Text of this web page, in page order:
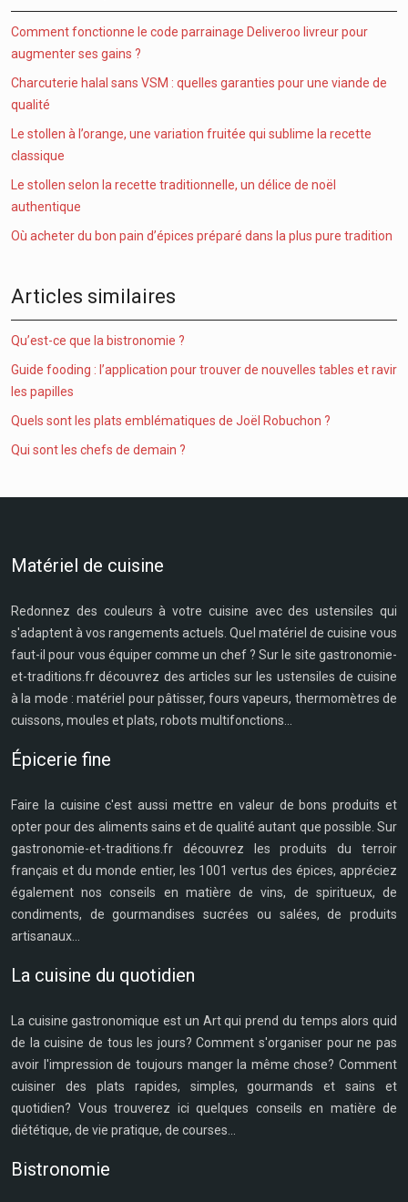
Comment fonctionne le code parrainage Deliveroo livreur pour
augmenter ses gains ?
Charcuterie halal sans VSM : quelles garanties pour une viande de
qualité
Le stollen à l’orange, une variation fruitée qui sublime la recette
classique
Le stollen selon la recette traditionnelle, un délice de noël
authentique
Où acheter du bon pain d’épices préparé dans la plus pure tradition
Articles similaires
Qu’est-ce que la bistronomie ?
Guide fooding : l’application pour trouver de nouvelles tables et ravir
les papilles
Quels sont les plats emblématiques de Joël Robuchon ?
Qui sont les chefs de demain ?
Matériel de cuisine
Redonnez des couleurs à votre cuisine avec des ustensiles qui
s'adaptent à vos rangements actuels. Quel matériel de cuisine vous
faut-il pour vous équiper comme un chef ? Sur le site gastronomie-
et-traditions.fr découvrez des articles sur les ustensiles de cuisine
à la mode : matériel pour pâtisser, fours vapeurs, thermomètres de
cuissons, moules et plats, robots multifonctions...
Épicerie fine
Faire la cuisine c'est aussi mettre en valeur de bons produits et
opter pour des aliments sains et de qualité autant que possible. Sur
gastronomie-et-traditions.fr découvrez les produits du terroir
français et du monde entier, les 1001 vertus des épices, appréciez
également nos conseils en matière de vins, de spiritueux, de
condiments, de gourmandises sucrées ou salées, de produits
artisanaux...
La cuisine du quotidien
La cuisine gastronomique est un Art qui prend du temps alors quid
de la cuisine de tous les jours? Comment s'organiser pour ne pas
avoir l'impression de toujours manger la même chose? Comment
cuisiner des plats rapides, simples, gourmands et sains et
quotidien? Vous trouverez ici quelques conseils en matière de
diététique, de vie pratique, de courses...
Bistronomie